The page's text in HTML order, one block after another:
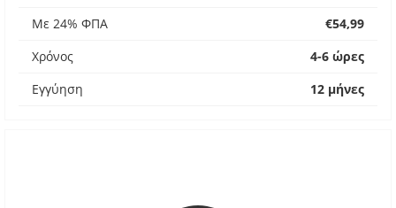
Με 24% ΦΠΑ
€54,99
Χρόνος
4-6 ώρες
Εγγύηση
12 μήνες